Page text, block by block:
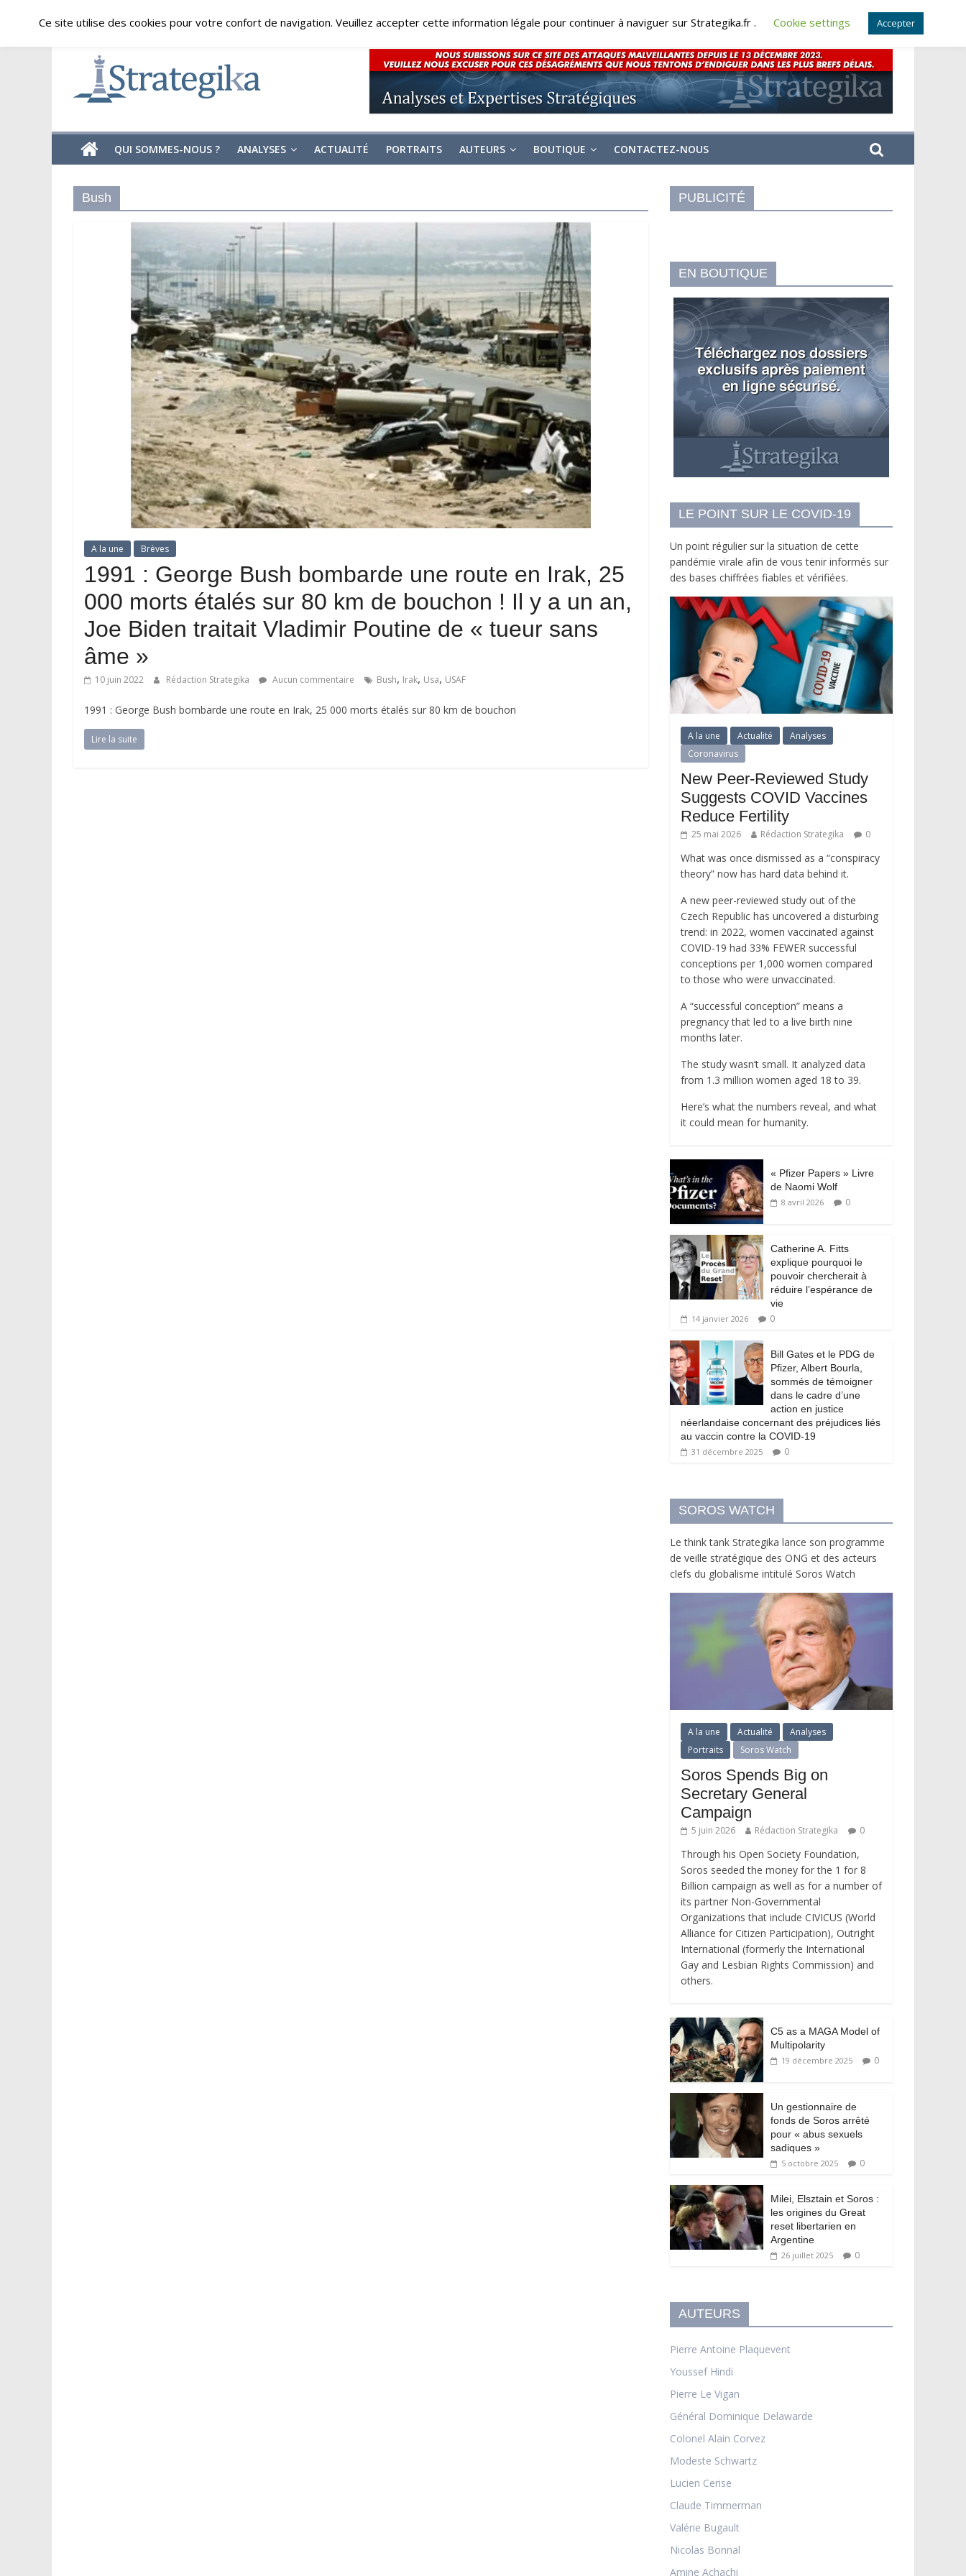
content
samedi, août 8, 2026
Strategika
Expertise
Analyses
géostratégiques
QUI SOMMES-NOUS ? ANALYSES ACTUALITÉ PORTRAITS AUTEURS BOUTIQUE CONTACTEZ-NOUS
Bush
A la une Brèves
1991 : George Bush bombarde une route en Irak, 25
000 morts étalés sur 80 km de bouchon ! Il y a un an,
Joe Biden traitait Vladimir Poutine de « tueur sans
âme »
10 juin 2022 Rédaction Strategika Aucun commentaire Bush, Irak, Usa, USAF
1991 : George Bush bombarde une route en Irak, 25 000 morts étalés sur 80 km de bouchon
Lire la suite
PUBLICITÉ
EN BOUTIQUE
LE POINT SUR LE COVID-19
Un point régulier sur la situation de cette
pandémie virale afin de vous tenir informés sur
des bases chiffrées fiables et vérifiées.
A la une Actualité
Analyses
Coronavirus
New Peer-Reviewed Study
Suggests COVID Vaccines
Reduce Fertility
25 mai 2026 Rédaction Strategika 0
What was once dismissed as a “conspiracy
theory” now has hard data behind it.
A new peer-reviewed study out of the
Czech Republic has uncovered a disturbing
trend: in 2022, women vaccinated against
COVID-19 had 33% FEWER successful
conceptions per 1,000 women compared
to those who were unvaccinated.
A “successful conception” means a
pregnancy that led to a live birth nine
months later.
The study wasn’t small. It analyzed data
from 1.3 million women aged 18 to 39.
Here’s what the numbers reveal, and what
it could mean for humanity.
« Pfizer Papers » Livre
de Naomi Wolf
8 avril 2026 0
Catherine A. Fitts
explique pourquoi le
pouvoir chercherait à
réduire l’espérance de
vie
14 janvier 2026 0
Bill Gates et le PDG de
Pfizer, Albert Bourla,
sommés de témoigner
dans le cadre d’une
action en justice
néerlandaise concernant des préjudices liés
au vaccin contre la COVID-19
31 décembre 2025 0
SOROS WATCH
Le think tank Strategika lance son programme
de veille stratégique des ONG et des acteurs
clefs du globalisme intitulé Soros Watch
A la une Actualité
Analyses
Portraits
Soros Watch
Soros Spends Big on
Secretary General
Campaign
5 juin 2026 Rédaction Strategika 0
Through his Open Society Foundation,
Soros seeded the money for the 1 for 8
Billion campaign as well as for a number of
its partner Non-Governmental
Organizations that include CIVICUS (World
Alliance for Citizen Participation), Outright
International (formerly the International
Gay and Lesbian Rights Commission) and
others.
C5 as a MAGA Model of
Multipolarity
19 décembre 2025 0
Un gestionnaire de
fonds de Soros arrêté
pour « abus sexuels
sadiques »
5 octobre 2025 0
Milei, Elsztain et Soros :
les origines du Great
reset libertarien en
Argentine
26 juillet 2025 0
AUTEURS
Pierre Antoine Plaquevent
Youssef Hindi
Pierre Le Vigan
Général Dominique Delawarde
Colonel Alain Corvez
Modeste Schwartz
Lucien Cerise
Claude Timmerman
Valérie Bugault
Nicolas Bonnal
Amine Achachi
Ce site utilise des cookies pour votre confort de navigation. Veuillez accepter cette information légale pour continuer à naviguer sur Strategika.fr . Cookie settings Accepter